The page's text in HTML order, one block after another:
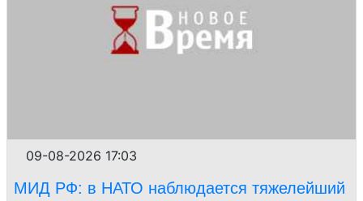
09-08-2026 17:03
МИД РФ: в НАТО наблюдается тяжелейший